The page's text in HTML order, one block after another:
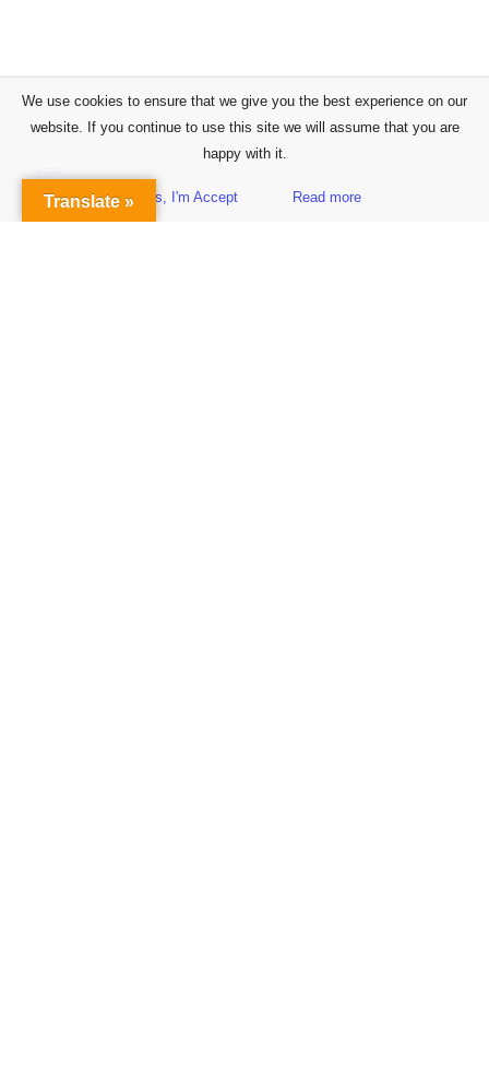
Sidebar
We use cookies to ensure that we give you the best experience on our
website. If you continue to use this site we will assume that you are
happy with it.
Yes, I'm Accept Read more
Translate »